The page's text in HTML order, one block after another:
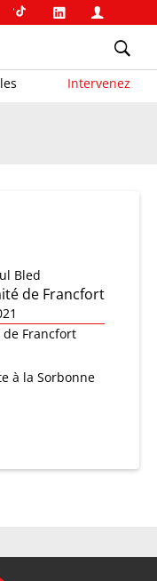
Intervenez
Bled
de Francfort
de Francfort
à la Sorbonne